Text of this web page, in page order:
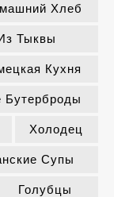
Хлеб
Тыквы
Кухня
Бутерброды
Холодец
Супы
Голубцы